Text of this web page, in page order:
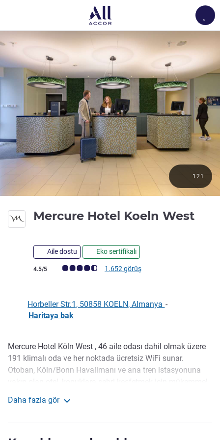
Mercure Hotel Koeln West4
Aile dostu Eko sertifikalı
Avis müşterileri puanı (ALL Puanlama)
4.5/5 1.652 görüş
121
Horbeller Str.1, 50858 KOELN, Almanya -
Haritaya bak
Açıklama
Mercure Hotel Köln West , 46 aile odası dahil olmak üzere
191 klimalı oda ve her noktada ücretsiz WiFi sunar.
Otoban, Köln/Bonn Havalimanı ve ana tren istasyonuna
odaları sunarız. Otelin havuz ve sauna dinlenmek için
Daha fazla gör